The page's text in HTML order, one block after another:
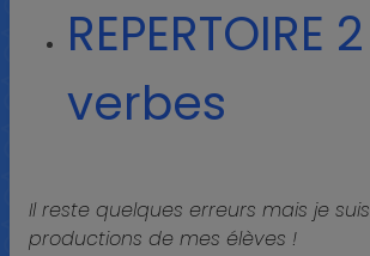
REPERTOIRE
verbes
Il reste quelques erreurs mais je
productions de mes élèves !